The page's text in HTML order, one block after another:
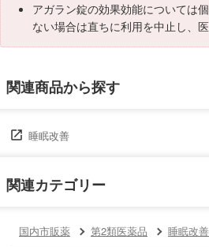
アガラン錠の効果効能については
ない場合は直ちに利用を中止し、
関連商品から探す
睡眠改善
関連カテゴリー
国内市販薬 第2類医薬品 睡眠改